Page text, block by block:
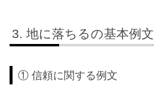
地に落ちるの基本例文
① 信頼に関する例文